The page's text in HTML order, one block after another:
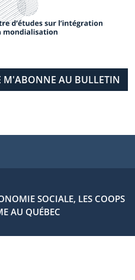
SOCIALE, LES COOPS
AU QUÉBEC